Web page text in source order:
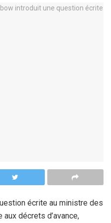
écrite au ministre des
décrets d’avance,